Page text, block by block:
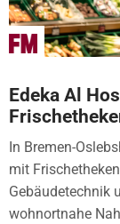
Edeka Al
In Bremen-
mit
Gebäudetechnik
wohnortnahe